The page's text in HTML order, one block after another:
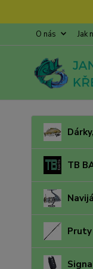
O nás Jak
TB
Pruty